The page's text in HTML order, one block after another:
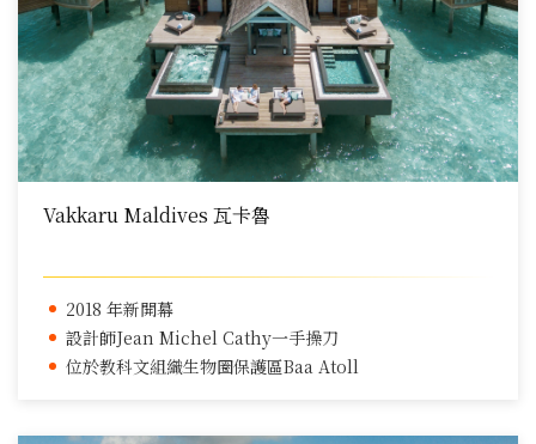
Vakkaru Maldives 瓦卡魯
2018 年新開幕
設計師Jean Michel Cathy一手操刀
位於教科文組織生物圈保護區Baa Atoll